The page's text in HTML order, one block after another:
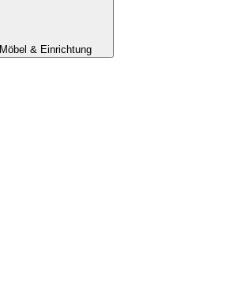
Möbel & Einrichtung